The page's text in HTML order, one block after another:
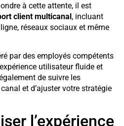
à cette attente, il est
client multicanal, incluant
réseaux sociaux et même
par des employés compétents
utilisateur fluide et
de suivre les
et d’ajuster votre stratégie
l’expérience